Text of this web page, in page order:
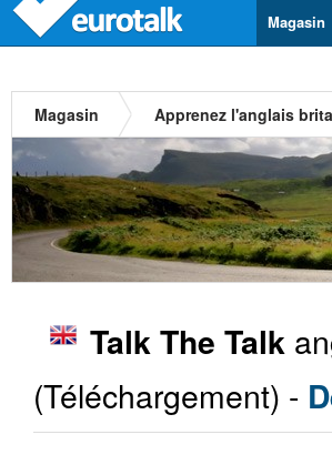
Magasin
Magasin Apprenez l'anglais
Talk The Talk
(Téléchargement) -